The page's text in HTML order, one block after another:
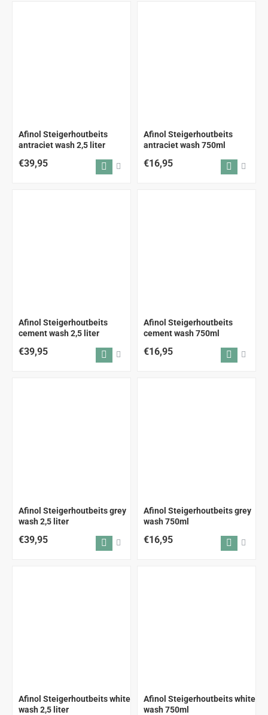
Afinol Steigerhoutbeits
antraciet wash 2,5 liter
€39,95
Afinol Steigerhoutbeits
antraciet wash 750ml
€16,95
Afinol Steigerhoutbeits
cement wash 2,5 liter
€39,95
Afinol Steigerhoutbeits
cement wash 750ml
€16,95
Afinol Steigerhoutbeits grey
wash 2,5 liter
€39,95
AANBEVOLEN
Afinol Steigerhoutbeits grey
wash 750ml
€16,95
Afinol Steigerhoutbeits white
wash 2,5 liter
Afinol Steigerhoutbeits white
wash 750ml